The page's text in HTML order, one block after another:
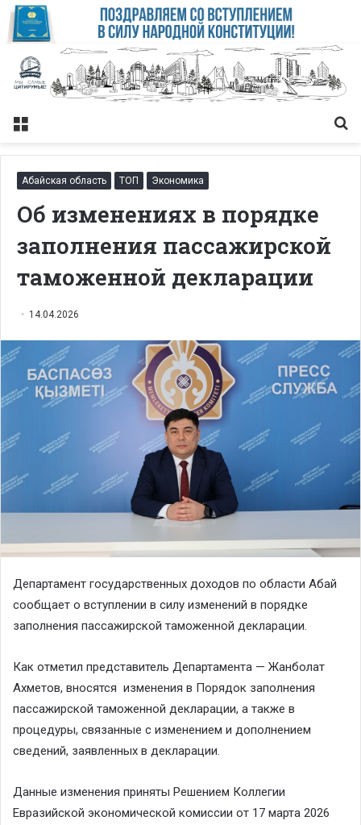
Меню
Абайская область ТОП Экономика
Об изменениях в порядке
заполнения пассажирской
таможенной декларации
14.04.2026
Департамент государственных доходов по области Абай
сообщает о вступлении в силу изменений в порядке
заполнения пассажирской таможенной декларации.
Как отметил представитель Департамента — Жанболат
Ахметов, вносятся изменения в Порядок заполнения
пассажирской таможенной декларации, а также в
процедуры, связанные с изменением и дополнением
сведений, заявленных в декларации.
Данные изменения приняты Решением Коллегии
Евразийской экономической комиссии от 17 марта 2026